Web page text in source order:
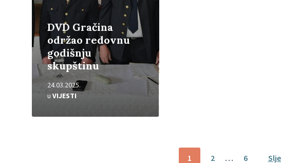
DVD Gračina
održao redovnu
godišnju
skupštinu
24.03.2025.
u VIJESTI
1 2 … 6